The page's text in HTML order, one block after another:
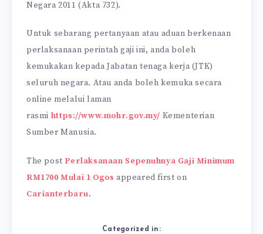
Negara 2011 (Akta 732).
Untuk sebarang pertanyaan atau aduan berkenaan
perlaksanaan perintah gaji ini, anda boleh
kemukakan kepada Jabatan tenaga kerja (JTK)
seluruh negara. Atau anda boleh kemuka secara
online melalui laman
rasmi https://www.mohr.gov.my/ Kementerian
Sumber Manusia.
The postPerlaksanaan Sepenuhnya Gaji Minimum
RM1700 Mulai 1 Ogos appeared first on
Carianterbaru.
Categorized in: